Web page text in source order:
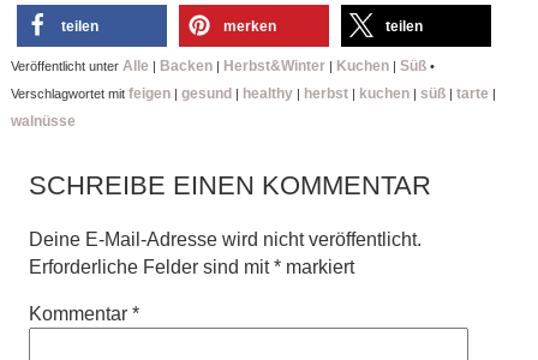
teilen merken teilen
Veröffentlicht unter Alle | Backen| Herbst&Winter| Kuchen| Süß•
Verschlagwortet mit feigen| gesund | healthy| herbst| kuchen| süß| tarte |
walnüsse
SCHREIBE EINEN KOMMENTAR
Deine E-Mail-Adresse wird nicht veröffentlicht.
Erforderliche Felder sind mit*markiert
Kommentar *